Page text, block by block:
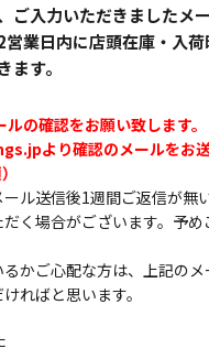
ご入力いただきましたメ
業日内に店頭在庫・入
ます。
の確認をお願い致します。
より確認のメールをお
ル送信後1週間ご返信が無
く場合がございます。予め
かご心配な方は、上記の
ればと思います。